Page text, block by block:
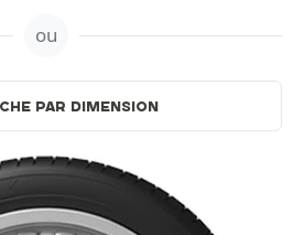
ou
PAR DIMENSION